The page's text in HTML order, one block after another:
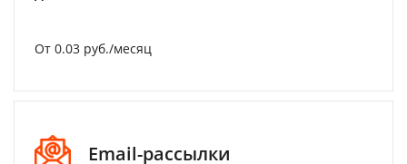
От 0.03 руб./месяц
Email-рассылки